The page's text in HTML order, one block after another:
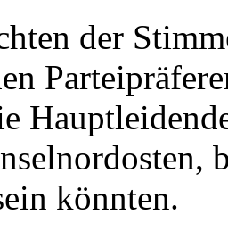
der
könnten.